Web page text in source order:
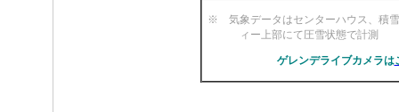
※ 気象データはセンターハウス、積
ィー上部にて圧雪状
ゲレンデライブカメラは